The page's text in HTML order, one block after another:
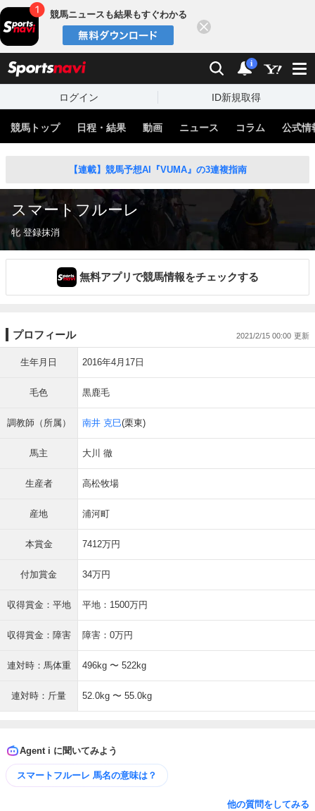
競馬ニュースも結果もすぐわかる
検索 通知
i
ログイン ID新規取得
競馬トップ 日程・結果 動画 ニュース コラム 公式情
【連載】競馬予想AI『VUMA』の3連複指南
スマートフルーレ
牝 登録抹消
無料アプリで競馬情報をチェックする
プロフィール 2021/2/15 00:00
生年月日 2016年4月17日
毛色 黒鹿毛
調教師（所属） 南井 克巳(栗東)
馬主 大川 徹
生産者 高松牧場
産地 浦河町
本賞金 7412万円
付加賞金 34万円
収得賞金：平地 平地：1500万円
収得賞金：障害 障害：0万円
連対時：馬体重 496kg 〜 522kg
連対時：斤量 52.0kg 〜 55.0kg
Agent i に聞いてみよう
スマートフルーレ 馬名の意味は？
他の質問をしてみる